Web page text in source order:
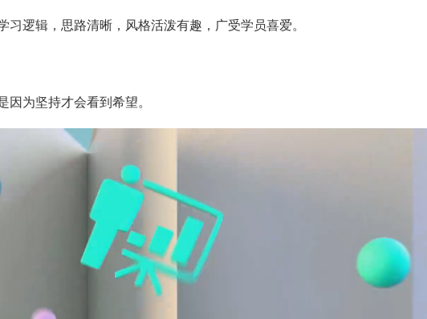
逻辑，思路清晰，风格活泼有趣，广受学员喜爱。
因为坚持才会看到希望。